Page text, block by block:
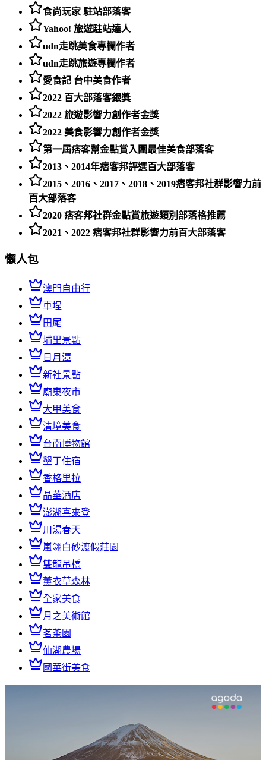
食尚玩家 駐站部落客
Yahoo! 旅遊駐站達人
udn走跳美食專欄作者
udn走跳旅遊專欄作者
愛食記 台中美食作者
2022 百大部落客銀獎
2022 旅遊影響力創作者金獎
2022 美食影響力創作者金獎
第一屆痞客幫金點賞入圍最佳美食部落客
2013、2014年痞客邦評選百大部落客
2015、2016、2017、2018、2019痞客邦社群影響力前
百大部落客
2020 痞客邦社群金點賞旅遊類別部落格推薦
2021、2022 痞客邦社群影響力前百大部落客
懶人包
澳門自由行
車埕
田尾
埔里景點
日月潭
新社景點
廟東夜市
大甲美食
清境美食
台南博物館
墾丁住宿
香格里拉
晶華酒店
澎湖喜來登
川湯春天
嵐翎白砂渡假莊園
雙龍吊橋
薰衣草森林
全家美食
月之美術館
茗茶園
仙湖農場
國華街美食